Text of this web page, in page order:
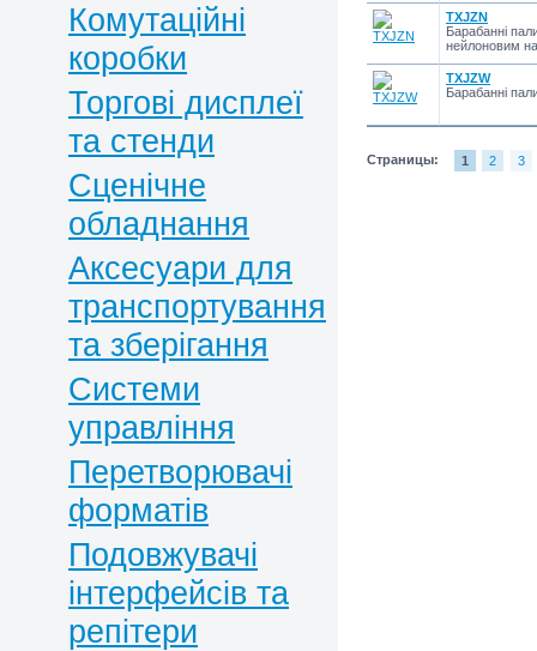
Комутаційні
коробки
Торгові дисплеї
та стенди
Сценічне
обладнання
Аксесуари для
транспортування
та зберігання
Системи
управління
Перетворювачі
форматів
Подовжувачі
інтерфейсів та
репітери
TXJZN
Барабанні
нейлоновим
TXJZW
Барабанні
Страницы: 1 2 3